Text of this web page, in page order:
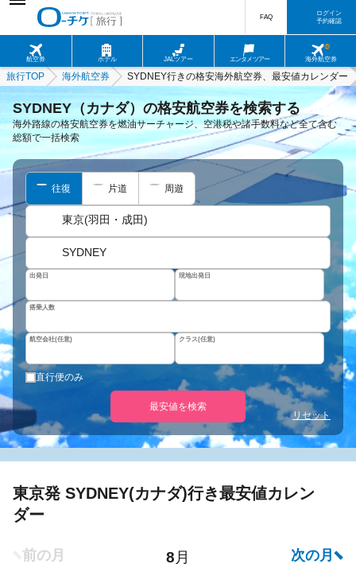
航空券 ホテル JALツアー エンタメツアー 海外航空券
FAQ
ログイン
予約確認
旅行TOP 海外航空券 SYDNEY行きの格安海外航空券、最安値カレンダー
SYDNEY（カナダ）の格安航空券を検索する
海外路線の格安航空券を燃油サーチャージ、空港税や諸手数料など全て含む
総額で一括検索
往復 片道 周遊
東京(羽田・成田)
SYDNEY
出発日 現地出発日
搭乗人数
航空会社(任意) クラス(任意)
直行便のみ
最安値を検索
リセット
東京発 SYDNEY(カナダ)行き最安値カレン
ダー